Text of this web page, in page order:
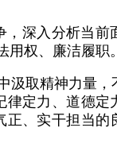
深入分析当前
权、廉洁履职。
汲取精神力量，
定力、道德定
、实干担当的